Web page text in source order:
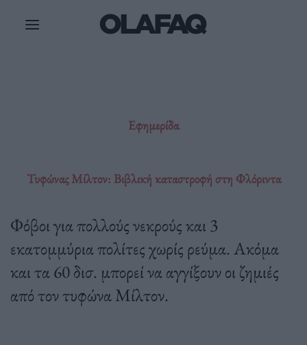
Εφημερίδα
Τυφώνας Μίλτον: Βιβλική καταστροφή στη Φλόριντα
Φόβοι για πολλούς νεκρούς και 3
εκατομμύρια πολίτες χωρίς ρεύμα. Ακόμα
και τα 60 δισ. μπορεί να αγγίξουν οι ζημιές
από τον τυφώνα Μίλτον.